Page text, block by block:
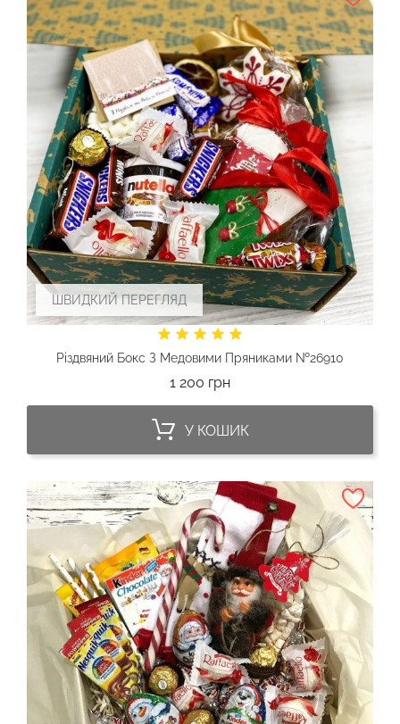
ШВИДКИЙ ПЕРЕГЛЯД
Різдвяний Бокс З Медовими Пряниками №26910
1 200 грнЦіна
У КОШИК